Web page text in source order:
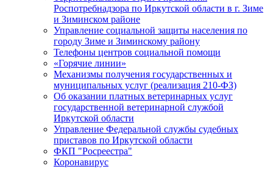
Роспотребнадзора по Иркутской области в г. Зиме
и Зиминском районе
Управление социальной защиты населения по
городу Зиме и Зиминскому району
Телефоны центров социальной помощи
«Горячие линии»
Механизмы получения государственных и
муниципальных услуг (реализация 210-ФЗ)
Об оказании платных ветеринарных услуг
государственной ветеринарной службой
Иркутской области
Управление Федеральной службы судебных
приставов по Иркутской области
ФКП "Росреестра"
Коронавирус